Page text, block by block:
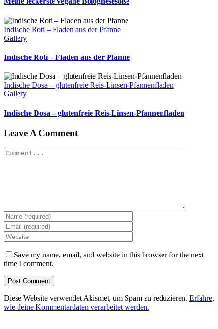
Indische Roti – Fladen aus der Pfanne
Gallery
Indische Roti – Fladen aus der Pfanne
Indische Dosa – glutenfreie Reis-Linsen-Pfannenfladen
Gallery
Indische Dosa – glutenfreie Reis-Linsen-Pfannenfladen
Leave A Comment
Comment
Save my name, email, and website in this browser for the next
time I comment.
Diese Website verwendet Akismet, um Spam zu reduzieren. Erfahre,
wie deine Kommentardaten verarbeitet werden.